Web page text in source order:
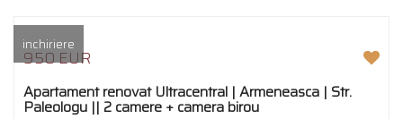
inchiriere
950 EUR
Apartament renovat Ultracentral | Armeneasca | Str.
Paleologu || 2 camere + camera birou